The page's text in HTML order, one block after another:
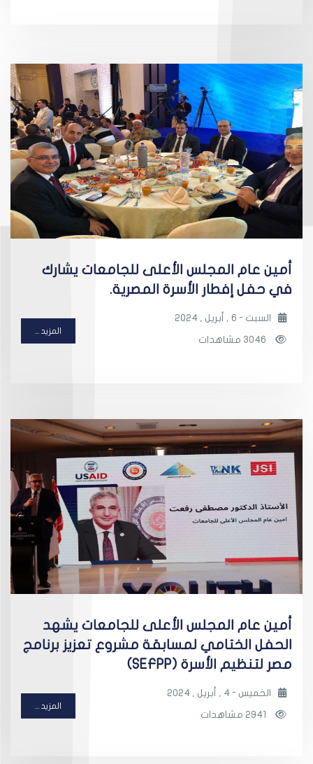
أمين عام المجلس الأعلى للجامعات يشارك
في حفل إفطار الأسرة المصرية.
السبت - 6 , أبريل , 2024
المزيد ...
أمين عام المجلس الأعلى للجامعات يشهد
الحفل الختامي لمسابقة مشروع تعزيز برنامج
مصر لتنظيم الأسرة (SEFPP)
الخميس - 4 , أبريل , 2024
المزيد ...